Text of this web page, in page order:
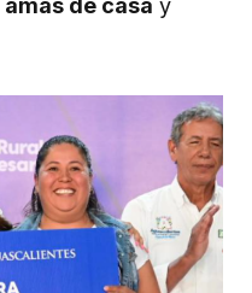
amas de casa y